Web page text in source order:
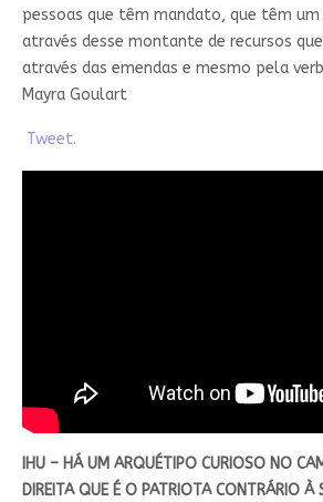
pessoas que têm mandato, que têm
através desse montante de recursos
através das emendas e mesmo pela
Mayra Goulart
Tweet.
IHU – HÁ UM ARQUÉTIPO CURIOSO NO
DIREITA QUE É O PATRIOTA CONTRÁRIO À